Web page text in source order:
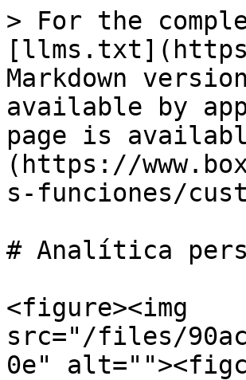
> For the
Markdown
available by
page is
(https://
s-funciones/
# Analítica
<figure><img
src="/files/
0e"